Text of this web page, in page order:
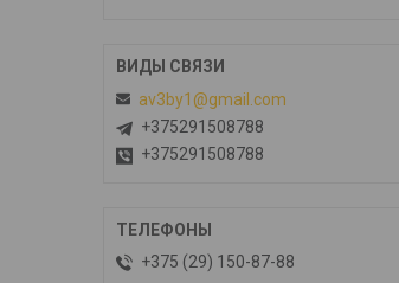
av3by1@gmail.com
+375291508788
+375291508788
+375 (29) 150-87-88